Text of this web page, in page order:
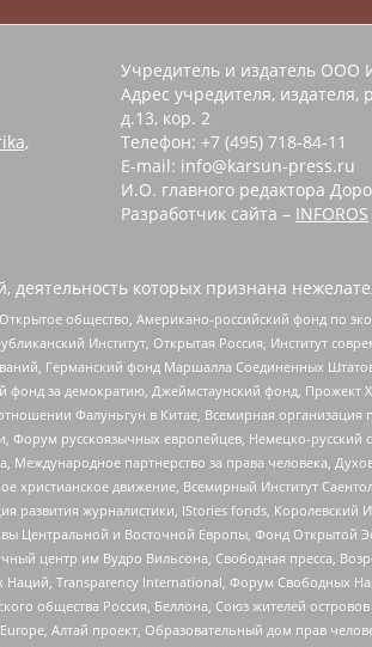
Учредитель и издатель ООО
Адрес учредителя, издателя,
д.13, кор. 2
Телефон: +7 (495) 718-84-11
E-mail: info@karsun-press.ru
И.О. главного редактора
Разработчик сайта – INFOROS
которых признана
общество, Американо-российский фонд по
Институт, Открытая Россия, Институт
Германский фонд Маршалла Соединенных
фонд за демократию, Джеймстаунский фонд,
Фалуньгун в Китае, Всемирная
русскоязычных европейцев, Немецко-
партнерство за права человека,
движение, Всемирный Институт
журналистики, IStories fonds,
Центральной и Восточной Европы, Фонд Открытой
центр им Вудро Вильсона, Свободная пресса,
Transparеncy International, Форум Свободных
общества Россия, Беллона, Союз жителей
Алтай проект, Образовательный дом прав